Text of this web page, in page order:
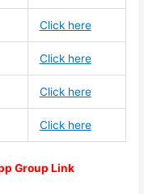
Click here
Click here
Click here
Click here
Group Link